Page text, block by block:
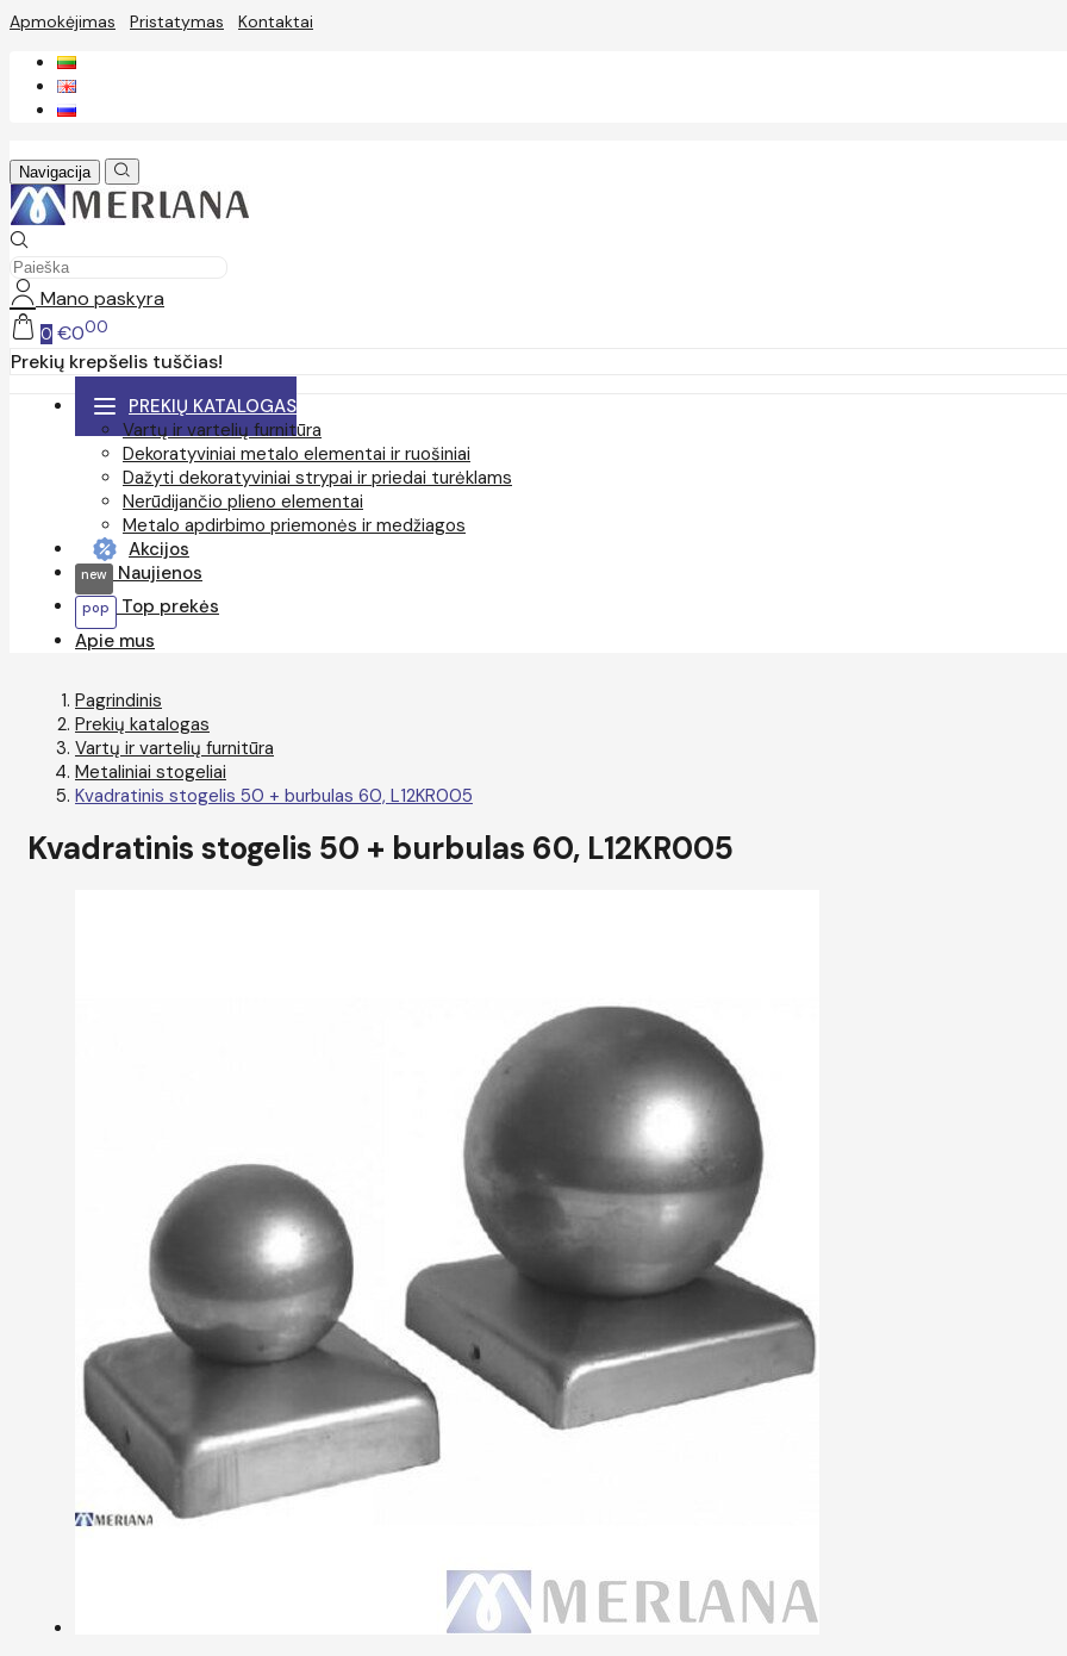
Apmokėjimas Pristatymas Kontaktai
Navigacija
Mano paskyra
0 €000
Prekių krepšelis tuščias!
PREKIŲ KATALOGAS
Vartų ir vartelių furnitūra
Dekoratyviniai metalo elementai ir ruošiniai
Dažyti dekoratyviniai strypai ir priedai turėklams
Nerūdijančio plieno elementai
Metalo apdirbimo priemonės ir medžiagos
Akcijos
Naujienos
Top prekės
Apie mus
Pagrindinis
Prekių katalogas
Vartų ir vartelių furnitūra
Metaliniai stogeliai
Kvadratinis stogelis 50 + burbulas 60, L12KR005
Kvadratinis stogelis 50 + burbulas 60, L12KR005